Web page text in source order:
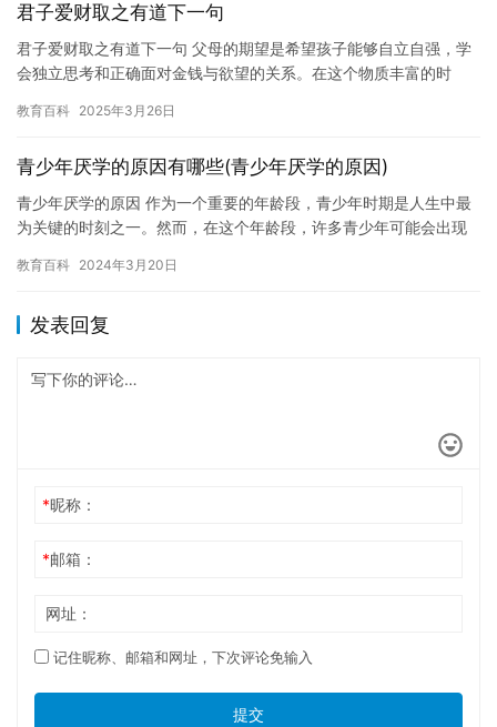
君子爱财取之有道下一句
君子爱财取之有道下一句 父母的期望是希望孩子能够自立自强，学
会独立思考和正确面对金钱与欲望的关系。在这个物质丰富的时
及诱惑…
教育百科 2025年3月26日
青少年厌学的原因有哪些(青少年厌学的原因)
青少年厌学的原因 作为一个重要的年龄段，青少年时期是人生中最
为关键的时刻之一。然而，在这个年龄段，许多青少年可能会出现
教育百科 2024年3月20日
发表回复
*昵称：
*邮箱：
网址：
记住昵称、邮箱和网址，下次评论免输入
提交